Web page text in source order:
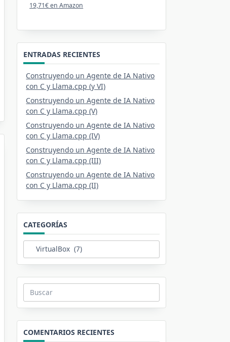
19,71€ en Amazon
ENTRADAS RECIENTES
Construyendo un Agente de IA Nativo
con C y Llama.cpp (y VI)
Construyendo un Agente de IA Nativo
con C y Llama.cpp (V)
Construyendo un Agente de IA Nativo
con C y Llama.cpp (IV)
Construyendo un Agente de IA Nativo
con C y Llama.cpp (III)
Construyendo un Agente de IA Nativo
con C y Llama.cpp (II)
CATEGORÍAS
Categorías
Buscar:
COMENTARIOS RECIENTES